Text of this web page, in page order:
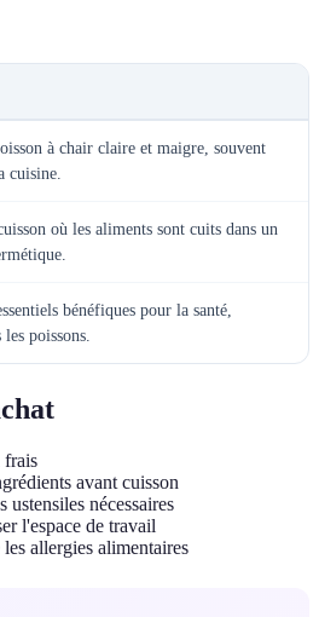
à chair claire et maigre, souvent
cuisine.
où les aliments sont cuits dans un
bénéfiques pour la santé,
les poissons.
frais
avant cuisson
ustensiles nécessaires
l'espace de travail
allergies alimentaires